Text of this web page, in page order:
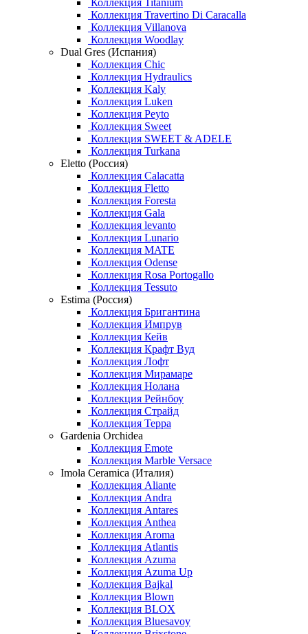
Коллекция Titanium
Коллекция Travertino Di Caracalla
Коллекция Villanova
Коллекция Woodlay
Dual Gres (Испания)
Коллекция Chic
Коллекция Hydraulics
Коллекция Kaly
Коллекция Luken
Коллекция Peyto
Коллекция Sweet
Коллекция SWEET & ADELE
Коллекция Turkana
Eletto (Россия)
Коллекция Calacatta
Коллекция Fletto
Коллекция Foresta
Коллекция Gala
Коллекция levanto
Коллекция Lunario
Коллекция MATE
Коллекция Odense
Коллекция Rosa Portogallo
Коллекция Tessuto
Estima (Россия)
Коллекция Бригантина
Коллекция Импрув
Коллекция Кейв
Коллекция Крафт Вуд
Коллекция Лофт
Коллекция Мирамаре
Коллекция Нолана
Коллекция Рейнбоу
Коллекция Страйд
Коллекция Терра
Gardenia Orchidea
Коллекция Emote
Коллекция Marble Versace
Imola Ceramica (Италия)
Коллекция Aliante
Коллекция Andra
Коллекция Antares
Коллекция Anthea
Коллекция Aroma
Коллекция Atlantis
Коллекция Azuma
Коллекция Azuma Up
Коллекция Bajkal
Коллекция Blown
Коллекция BLOX
Коллекция Bluesavoy